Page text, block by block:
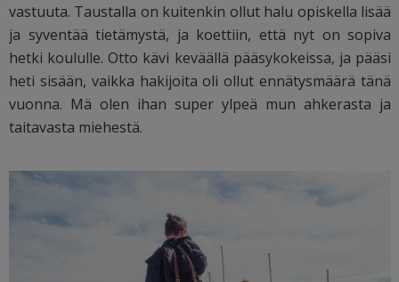
vastuuta. Taustalla on kuitenkin ollut halu opiskella lisää
ja syventää tietämystä, ja koettiin, että nyt on sopiva
hetki koululle. Otto kävi keväällä pääsykokeissa, ja pääsi
heti sisään, vaikka hakijoita oli ollut ennätysmäärä tänä
vuonna. Mä olen ihan super ylpeä mun ahkerasta ja
taitavasta miehestä.